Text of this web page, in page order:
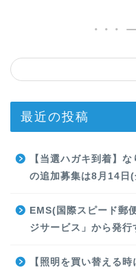
最近の投稿
【当選ハガキ到着】
の追加募集は8月14日
EMS(国際スピード郵
ジサービス」から発行
【照明を買い替える